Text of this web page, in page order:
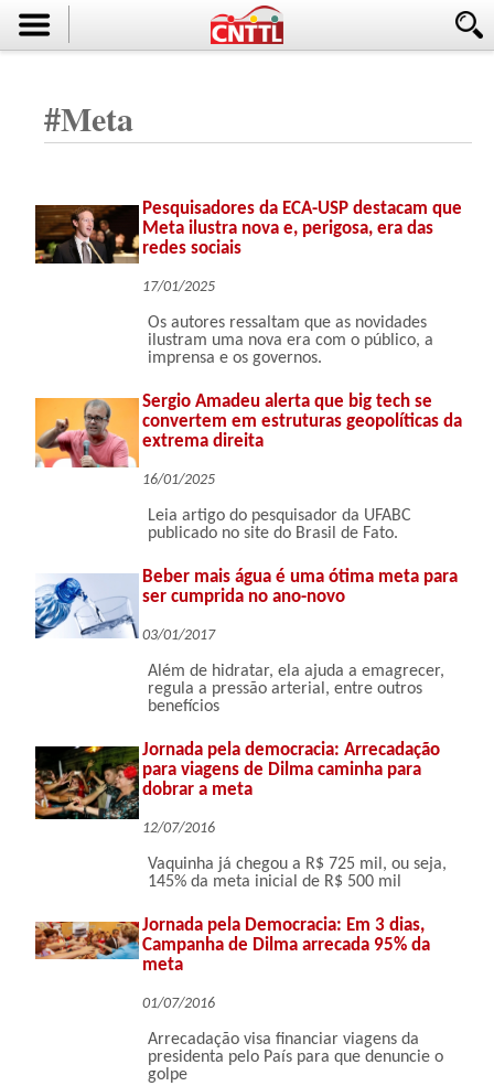
#Meta
Pesquisadores da ECA-USP destacam que
Meta ilustra nova e, perigosa, era das
redes sociais
17/01/2025
Os autores ressaltam que as novidades
ilustram uma nova era com o público, a
imprensa e os governos.
Sergio Amadeu alerta que big tech se
convertem em estruturas geopolíticas da
extrema direita
16/01/2025
Leia artigo do pesquisador da UFABC
publicado no site do Brasil de Fato.
Beber mais água é uma ótima meta para
ser cumprida no ano-novo
03/01/2017
Além de hidratar, ela ajuda a emagrecer,
regula a pressão arterial, entre outros
benefícios
Jornada pela democracia: Arrecadação
para viagens de Dilma caminha para
dobrar a meta
12/07/2016
Vaquinha já chegou a R$ 725 mil, ou seja,
145% da meta inicial de R$ 500 mil
Jornada pela Democracia: Em 3 dias,
Campanha de Dilma arrecada 95% da
meta
01/07/2016
Arrecadação visa financiar viagens da
presidenta pelo País para que denuncie o
golpe